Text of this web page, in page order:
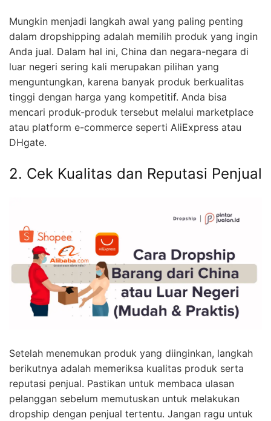
Mungkin menjadi langkah awal yang paling penting
dalam dropshipping adalah memilih produk yang ingin
Anda jual. Dalam hal ini, China dan negara-negara di
luar negeri sering kali merupakan pilihan yang
menguntungkan, karena banyak produk berkualitas
tinggi dengan harga yang kompetitif. Anda bisa
mencari produk-produk tersebut melalui marketplace
atau platform e-commerce seperti AliExpress atau
DHgate.
2. Cek Kualitas dan Reputasi Penjual
Setelah menemukan produk yang diinginkan, langkah
berikutnya adalah memeriksa kualitas produk serta
reputasi penjual. Pastikan untuk membaca ulasan
pelanggan sebelum memutuskan untuk melakukan
dropship dengan penjual tertentu. Jangan ragu untuk